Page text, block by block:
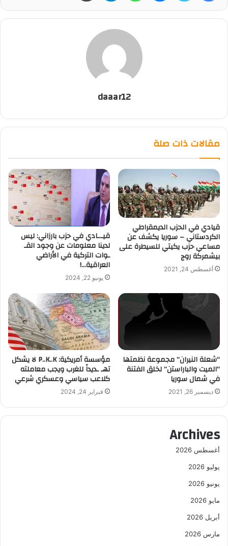
daaar12
مقالات ذات صلة
قيادي في الحزب الديمقراطي
الكردستاني – سوريا يكشف عن
مساعي حزب يكيتي للسيطرة على
بيشمركة روج
أغسطس 24, 2021
قيـ.ـادي في حزب بارزاني: ليس
لدينا معلومات عن وجود القـ
ـوات التركية في الأراضي
العراقية…!
يونيو 22, 2024
“شعلة النيران” مجموعة نظمتها
“الميت والباراستن” لخلق الفتنة
في شمال سوريا
ديسمبر 26, 2021
مؤسسة أمريكية: P..K..K لا يشكل
تهـ ـديداً للغرب ويجب معاملته
كلاعب سياسي وعسكري شرعي
فبراير 24, 2024
Archives
أغسطس 2026
يوليو 2026
يونيو 2026
مايو 2026
أبريل 2026
مارس 2026